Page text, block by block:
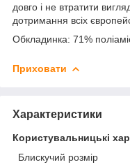
довго і не втратити
дотримання всіх
Обкладинка: 71%
Приховати
Характеристики
Користувальницькі
Блискучий розмір